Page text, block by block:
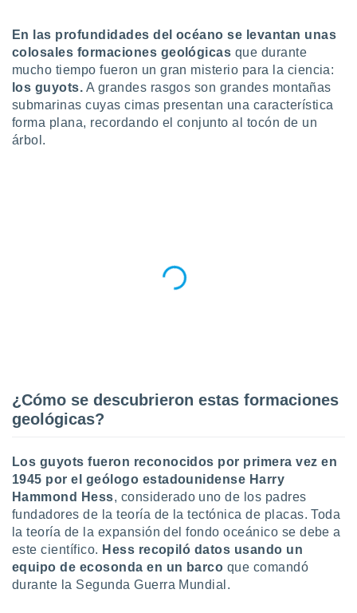
más
nuestra
En
de que
el sitio
se
para
ni para
o
En las profundidades del océano se levantan unas
colosales formaciones geológicas que durante
mucho tiempo fueron un gran misterio para la ciencia:
los guyots. A grandes rasgos son grandes montañas
submarinas cuyas cimas presentan una característica
forma plana, recordando el conjunto al tocón de un
árbol.
¿Cómo se descubrieron estas formaciones
geológicas?
Los guyots fueron reconocidos por primera vez en
1945 por el geólogo estadounidense Harry
Hammond Hess, considerado uno de los padres
fundadores de la teoría de la tectónica de placas. Toda
la teoría de la expansión del fondo oceánico se debe a
este científico. Hess recopiló datos usando un
equipo de ecosonda en un barco que comandó
durante la Segunda Guerra Mundial.